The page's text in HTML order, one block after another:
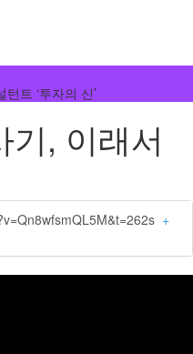
트 ‘투자의 신’
기, 이래서
+